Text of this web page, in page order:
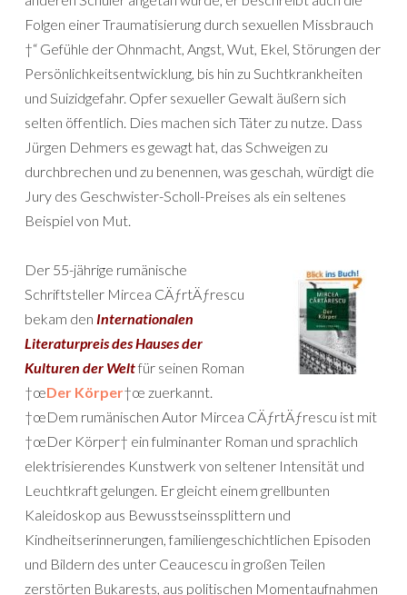
Folgen einer Traumatisierung durch sexuellen Missbrauch
†“ Gefühle der Ohnmacht, Angst, Wut, Ekel, Störungen der
Persönlichkeitsentwicklung, bis hin zu Suchtkrankheiten
und Suizidgefahr. Opfer sexueller Gewalt äußern sich
selten öffentlich. Dies machen sich Täter zu nutze. Dass
Jürgen Dehmers es gewagt hat, das Schweigen zu
durchbrechen und zu benennen, was geschah, würdigt die
Jury des Geschwister-Scholl-Preises als ein seltenes
Beispiel von Mut.
Der 55-jährige rumänische
Schriftsteller Mircea CÄƒrtÄƒrescu
bekam den Internationalen
Literaturpreis des Hauses der
Kulturen der Weltfür seinen Roman
†œDer Körper†œ zuerkannt.
†œDem rumänischen Autor Mircea CÄƒrtÄƒrescu ist mit
†œDer Körper† ein fulminanter Roman und sprachlich
elektrisierendes Kunstwerk von seltener Intensität und
Leuchtkraft gelungen. Er gleicht einem grellbunten
Kaleidoskop aus Bewusstseinssplittern und
Kindheitserinnerungen, familiengeschichtlichen Episoden
und Bildern des unter Ceaucescu in großen Teilen
zerstörten Bukarests, aus politischen Momentaufnahmen